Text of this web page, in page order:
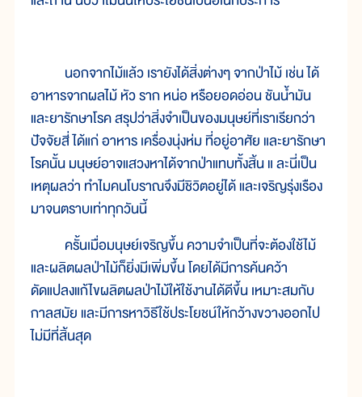
นอกจากไม้แล้ว เรายังได้สิ่งต่างๆ จากป่าไม้ เช่น ได้
อาหารจากผลไม้ หัว ราก หน่อ หรือยอดอ่อน ชันน้ำมัน
และยารักษาโรค สรุปว่าสิ่งจำเป็นของมนุษย์ที่เราเรียกว่า
ปัจจัยสี่ ได้แก่ อาหาร เครื่องนุ่งห่ม ที่อยู่อาศัย และยารักษา
โรคนั้น มนุษย์อาจแสวงหาได้จากป่าแทบทั้งสิ้น แ ละนี่เป็น
เหตุผลว่า ทำไมคนโบราณจึงมีชิวิตอยู่ได้ และเจริญรุ่งเรือง
มาจนตราบเท่าทุกวันนี้
ครั้นเมื่อมนุษย์เจริญขึ้น ความจำเป็นที่จะต้องใช้ไม้
และผลิตผลป่าไม้ก็ยิ่งมีเพิ่มขึ้น โดยได้มีการค้นคว้า
ดัดแปลงแก้ไขผลิตผลป่าไม้ให้ใช้งานได้ดีขึ้น เหมาะสมกับ
กาลสมัย และมีการหาวิธีใช้ประโยชน์ให้กว้างขวางออกไป
ไม่มีที่สิ้นสุด